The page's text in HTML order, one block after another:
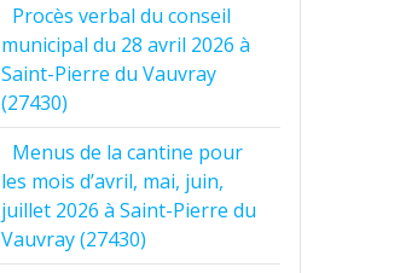
Procès verbal du conseil
municipal du 28 avril 2026 à
Saint-Pierre du Vauvray
(27430)
Menus de la cantine pour
les mois d’avril, mai, juin,
juillet 2026 à Saint-Pierre du
Vauvray (27430)